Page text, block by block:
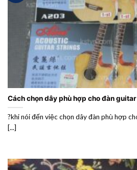
Cách chọn dây phù hợp cho đàn
?khi nói đến việc chọn dây đàn phù hợp
[...]